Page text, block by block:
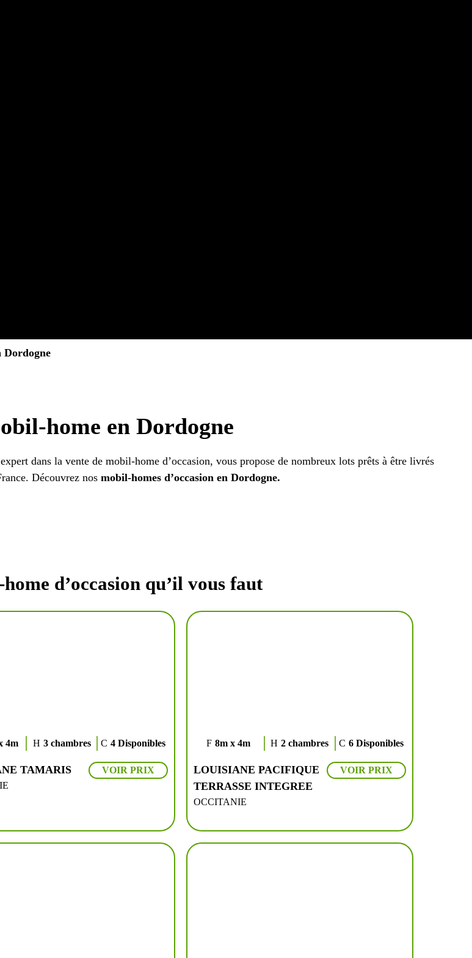
Dordogne
home en Dordogne
dans la vente de mobil-home d’occasion, vous propose de nombreux lots prêts à être livrés
Découvrez nos mobil-homes d’occasion en Dordogne.
d’occasion qu’il vous faut
4m 3 chambres 4 Disponibles
TAMARIS VOIR PRIX
8m x 4m 2 chambres 6 Disponibles
LOUISIANE PACIFIQUE
TERRASSE INTEGREE
OCCITANIE
VOIR PRIX